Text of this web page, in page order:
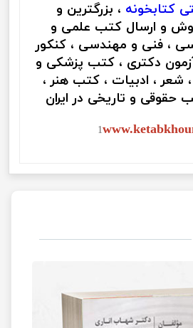
کتابخونه ، بزرگترین و
و ارسال کتب علمی و
، فنی و مهندسی ، کنکور
دکتری ، کتب پزشکی و
، شعر ، ادبیات ، کتب هنر ،
حقوقی و تاریخی در ایران
1